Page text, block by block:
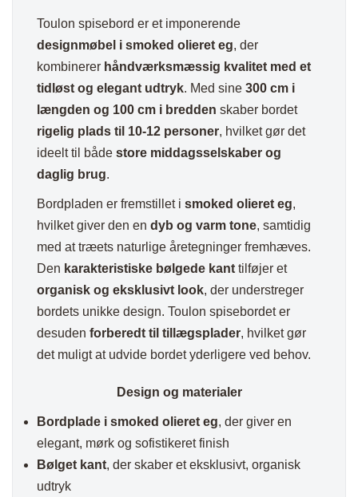
Toulon spisebord er et imponerende
designmøbel i smoked olieret eg, der
kombinerer håndværksmæssig kvalitet med et
tidløst og elegant udtryk. Med sine 300 cm i
længden og 100 cm i bredden skaber bordet
rigelig plads til 10-12 personer, hvilket gør det
ideelt til både store middagsselskaber og
daglig brug.
Bordpladen er fremstillet i smoked olieret eg,
hvilket giver den en dyb og varm tone, samtidig
med at træets naturlige åretegninger fremhæves.
Den karakteristiske bølgede kant tilføjer et
organisk og eksklusivt look, der understreger
bordets unikke design. Toulon spisebordet er
desuden forberedt til tillægsplader, hvilket gør
det muligt at udvide bordet yderligere ved behov.
Design og materialer
Bordplade i smoked olieret eg, der giver en
elegant, mørk og sofistikeret finish
Bølget kant, der skaber et eksklusivt, organisk
udtryk